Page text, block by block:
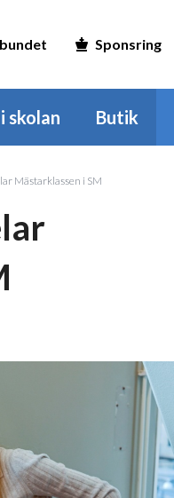
Sponsring
skolan Butik
Mästarklassen i SM